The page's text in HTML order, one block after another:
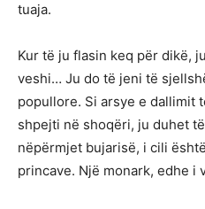
tuaja.
Kur të ju flasin keq për dikë,
veshi… Ju do të jeni të
popullore. Si arsye e dallimit
shpejti në shoqëri, ju duhet
nëpërmjet bujarisë, i cili
princave. Një monark, edhe